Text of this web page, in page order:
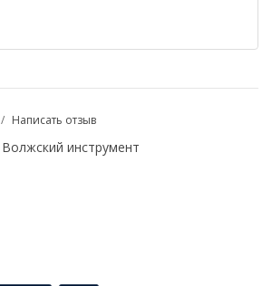
/ Написать отзыв
Волжский инструмент